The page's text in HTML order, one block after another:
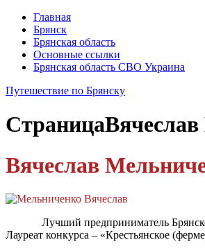
Главная
Брянск
Брянская область
Основные ссылки
Брянская область СВО Украина
Путешествие по Брянску
Страница
Вячеслав
Лучший предприниматель Брянской
Лауреат конкурса – «Крестьянское